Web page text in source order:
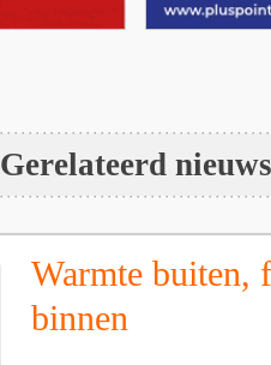
Gerelateerd nieuws
Warmte buiten,
binnen